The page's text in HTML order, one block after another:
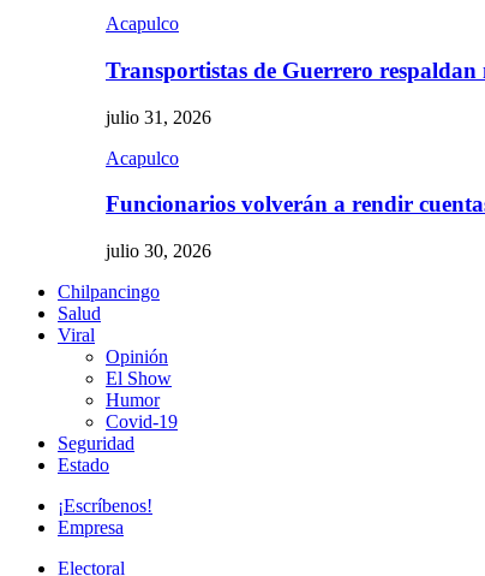
Acapulco
Transportistas de Guerrero
julio 31, 2026
Acapulco
Funcionarios volverán a rendir
julio 30, 2026
Chilpancingo
Salud
Viral
Opinión
El Show
Humor
Covid-19
Seguridad
Estado
¡Escríbenos!
Empresa
Electoral